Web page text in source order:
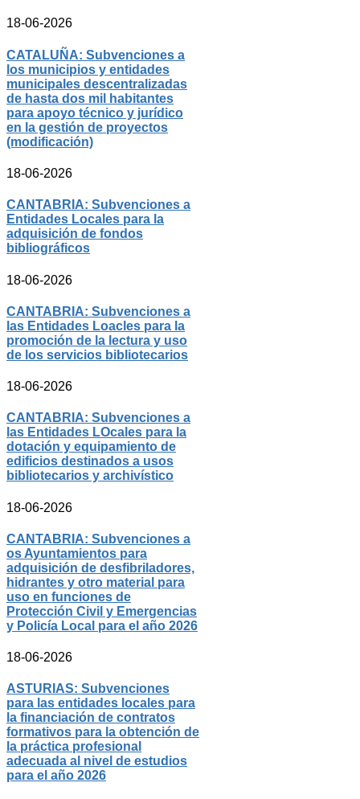
18-06-2026
CATALUÑA: Subvenciones a
los municipios y entidades
municipales descentralizadas
de hasta dos mil habitantes
para apoyo técnico y jurídico
en la gestión de proyectos
(modificación)
18-06-2026
CANTABRIA: Subvenciones a
Entidades Locales para la
adquisición de fondos
bibliográficos
18-06-2026
CANTABRIA: Subvenciones a
las Entidades Loacles para la
promoción de la lectura y uso
de los servicios bibliotecarios
18-06-2026
CANTABRIA: Subvenciones a
las Entidades LOcales para la
dotación y equipamiento de
edificios destinados a usos
bibliotecarios y archivístico
18-06-2026
CANTABRIA: Subvenciones a
os Ayuntamientos para
adquisición de desfibriladores,
hidrantes y otro material para
uso en funciones de
Protección Civil y Emergencias
y Policía Local para el año 2026
18-06-2026
ASTURIAS: Subvenciones
para las entidades locales para
la financiación de contratos
formativos para la obtención de
la práctica profesional
adecuada al nivel de estudios
para el año 2026